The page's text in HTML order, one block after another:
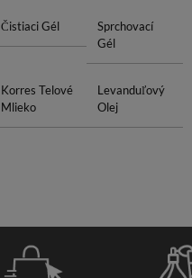
Čistiaci Gél
Sprchovací
Gél
Korres Telové
Mlieko
Levanduľový
Olej